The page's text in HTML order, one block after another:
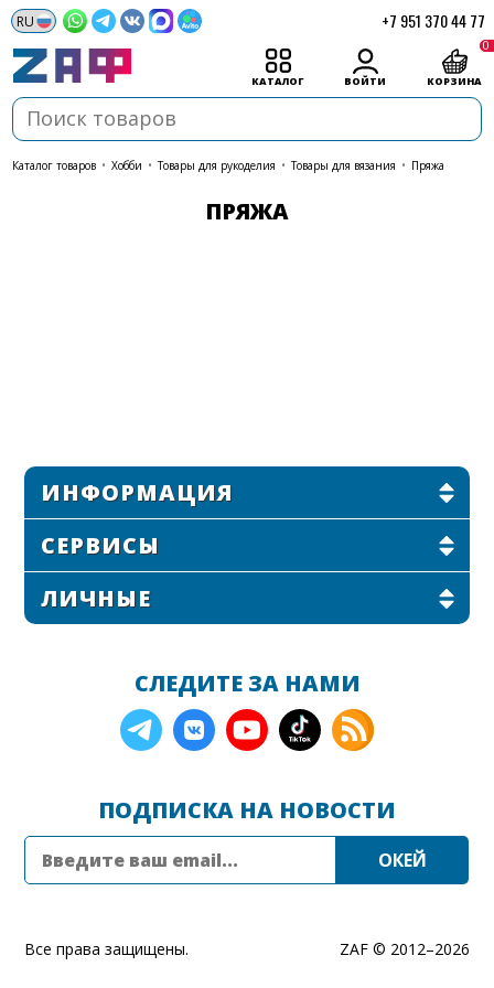
+7 951 370 44 77
КАТАЛОГ ВОЙТИ КОРЗИНА
0
каталог товаров • Хобби • Товары для рукоделия • Товары для вязания • Пряжа
ПРЯЖА
ИНФОРМАЦИЯ
СЕРВИСЫ
ЛИЧНЫЕ
СЛЕДИТЕ ЗА НАМИ
ПОДПИСКА НА НОВОСТИ
ZAF © 2012–2026
Все права защищены.